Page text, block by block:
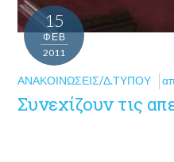
15
ΦΕΒ
2011
ΑΝΑΚΟΙΝΏΣΕΙΣ/Δ.ΤΎΠΟΥ
Συνεχίζουν τις